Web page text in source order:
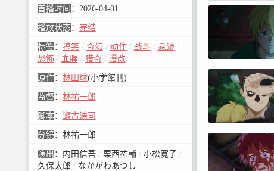
首播时间 ： 2026-04-01
播放状态： 完结
标签： 搞笑 / 奇幻 / 动作 / 战斗 / 悬疑 /
恐怖 / 血腥 / 猎奇 / 漫改
原作： 林田球(小学館刊)
监督 ： 林祐一郎
脚本： 瀬古浩司
分镜： 林祐一郎
演出 ： 内田信吾 /栗西祐輔 /小松寛子 /
久保太郎 /なかがわあつし